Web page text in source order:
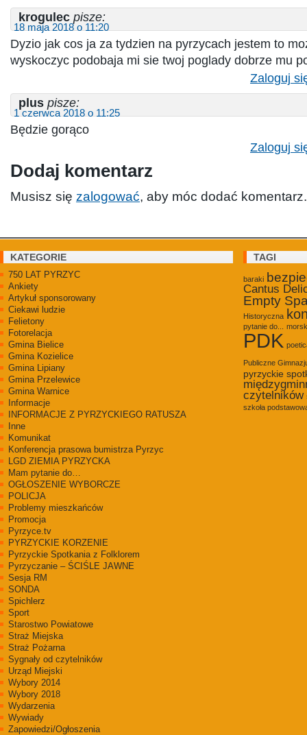
krogulec pisze:
18 maja 2018 o 11:20
Dyzio jak cos ja za tydzien na pyrzycach jestem to
wyskoczyc podobaja mi sie twoj poglady dobrze mu
Zaloguj
plus pisze:
1 czerwca 2018 o 11:25
Będzie gorąco
Zaloguj
Dodaj komentarz
Musisz się zalogować, aby móc dodać komentarz.
KATEGORIE
750 LAT PYRZYC
Ankiety
Artykuł sponsorowany
Ciekawi ludzie
Felietony
Fotorelacja
Gmina Bielice
Gmina Kozielice
Gmina Lipiany
Gmina Przelewice
Gmina Warnice
Informacje
INFORMACJE Z PYRZYCKIEGO RATUSZA
Inne
Komunikat
Konferencja prasowa bumistrza Pyrzyc
LGD ZIEMIA PYRZYCKA
Mam pytanie do…
OGŁOSZENIE WYBORCZE
POLICJA
Problemy mieszkańców
Promocja
Pyrzyce.tv
PYRZYCKIE KORZENIE
Pyrzyckie Spotkania z Folklorem
Pyrzyczanie – ŚCIŚLE JAWNE
Sesja RM
SONDA
Spichlerz
Sport
Starostwo Powiatowe
Straż Miejska
Straż Pożarna
Sygnały od czytelników
Urząd Miejski
Wybory 2014
Wybory 2018
Wydarzenia
Wywiady
Zapowiedzi/Ogłoszenia
TAGI
baraki
Cantus
Empty
Historyczna
pytanie do...
PDK
Publiczne
pyrzyckie
czytelników
szkoła